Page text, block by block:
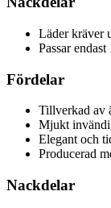
Läder kräver
Passar
Fördelar
Tillverkad av
Mjukt
Elegant och
Producerad
Nackdelar